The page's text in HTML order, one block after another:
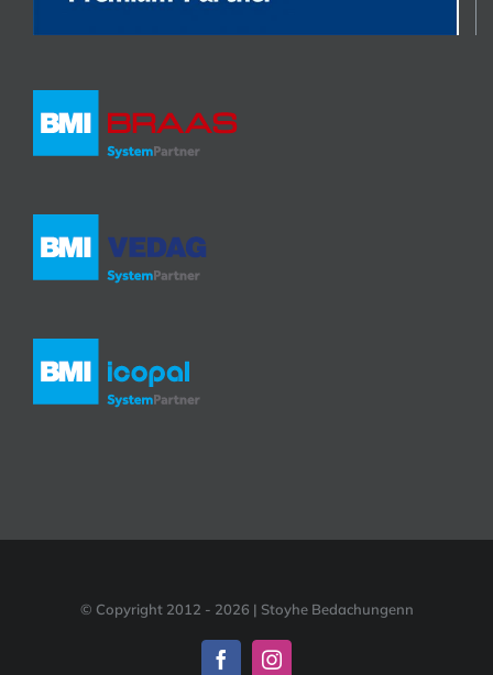
© Copyright 2012 - 2026 | Stoyhe Bedachungenn
FacebookInstagram